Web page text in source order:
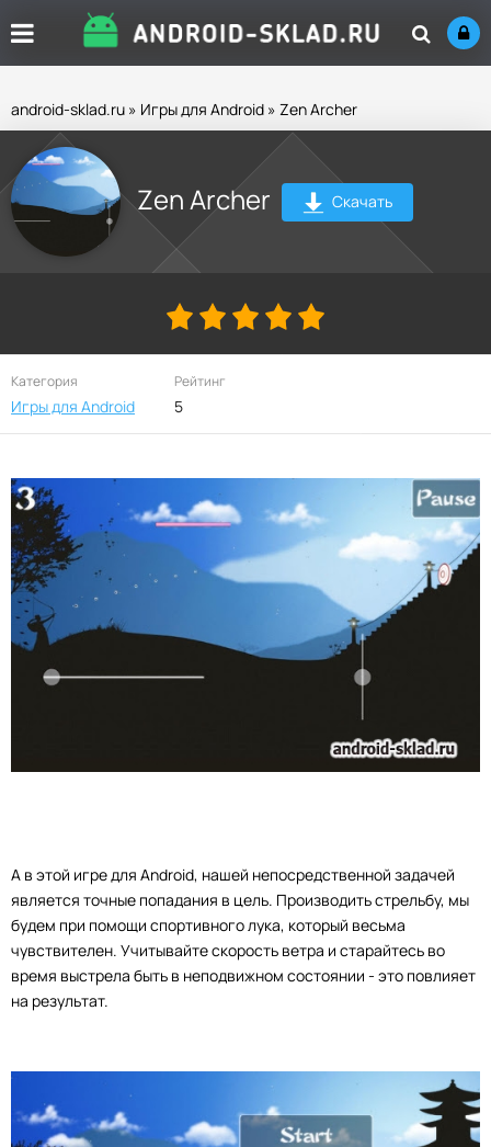
android-sklad.ru » Игры для Android » Zen Archer
Zen Archer Скачать
Категория
Игры для Android
Рейтинг
5
А в этой игре для Android, нашей непосредственной задачей
является точные попадания в цель. Производить стрельбу, мы
будем при помощи спортивного лука, который весьма
чувствителен. Учитывайте скорость ветра и старайтесь во
время выстрела быть в неподвижном состоянии - это повлияет
на результат.